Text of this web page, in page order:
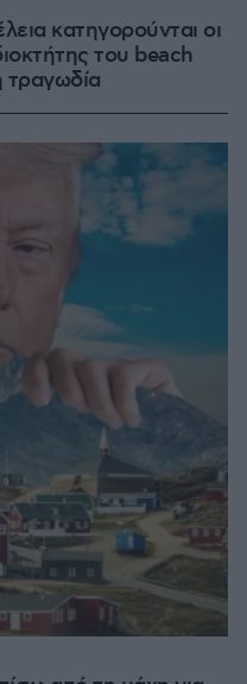
κατηγορούνται οι
του beach